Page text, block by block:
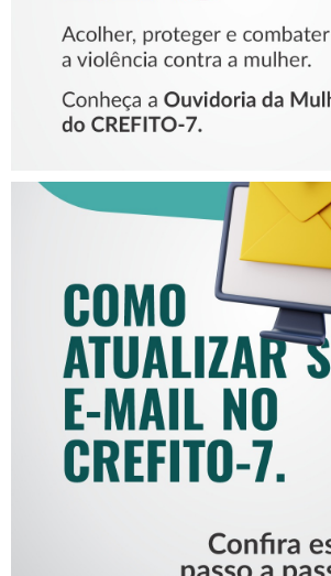
COMO ATUALIZAR
MAIL NO